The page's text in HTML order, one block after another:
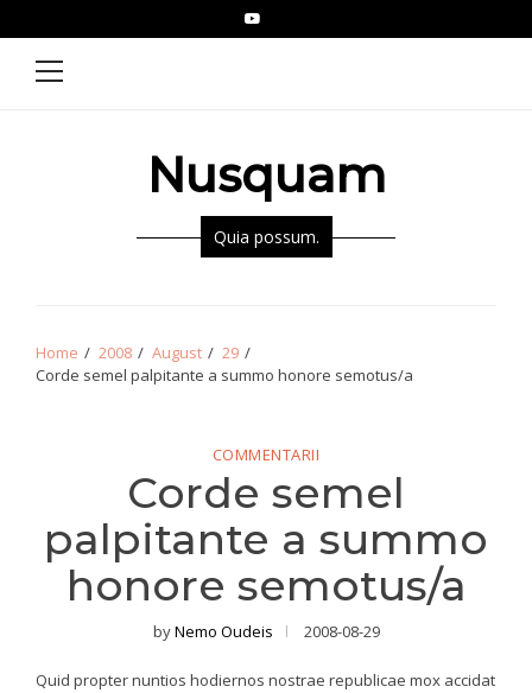
YouTube
Primary
Nusquam
Quia possum.
Home 2008 August
29
Corde semel palpitante a summo honore semotus/a
COMMENTARII
Corde semel
palpitante a summo
honore semotus/a
byNemo Oudeis 2008-08-29
Quid propter nuntios hodiernos nostrae republicae mox accidat